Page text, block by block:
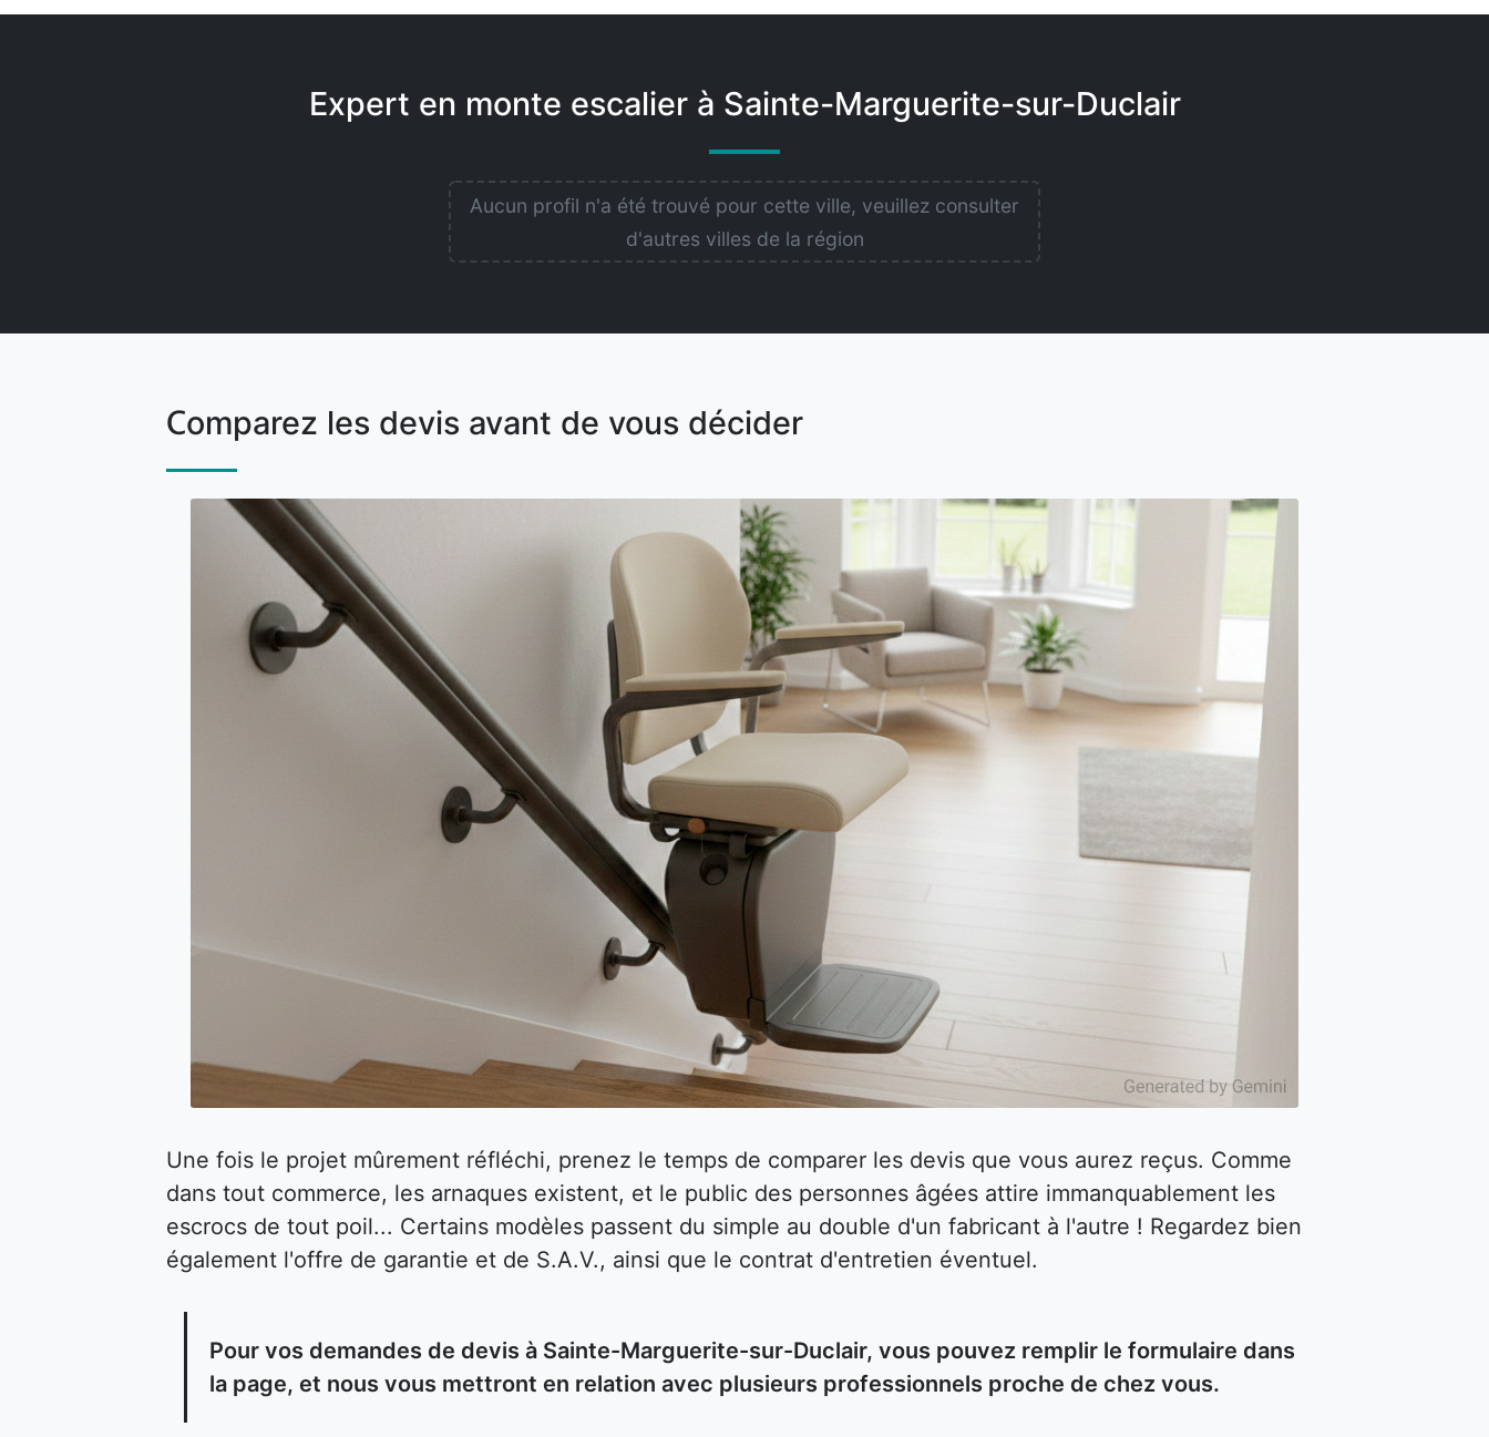
Expert en monte escalier à Sainte-Marguerite-sur-Duclair
Aucun profil n'a été trouvé pour cette ville, veuillez consulter
d'autres villes de la région
Comparez les devis avant de vous décider
Une fois le projet mûrement réfléchi, prenez le temps de comparer les devis que vous aurez reçus. Comme
dans tout commerce, les arnaques existent, et le public des personnes âgées attire immanquablement les
escrocs de tout poil... Certains modèles passent du simple au double d'un fabricant à l'autre ! Regardez bien
également l'offre de garantie et de S.A.V., ainsi que le contrat d'entretien éventuel.
Pour vos demandes de devis à Sainte-Marguerite-sur-Duclair, vous pouvez remplir le formulaire dans
la page, et nous vous mettront en relation avec plusieurs professionnels proche de chez vous.